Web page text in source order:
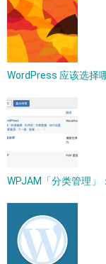
WordPress 应该选择
WPJAM「分类管理」